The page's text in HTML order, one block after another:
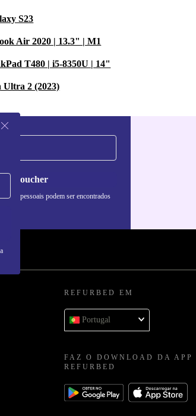
S23
Air 2020 | 13.3" | M1
T480 | i5-8350U | 14"
Ultra 2 (2023)
voucher
pessoais podem ser encontrados
REFURBED EM
Portugal
FAZ O DOWNLOAD DA APP
REFURBED